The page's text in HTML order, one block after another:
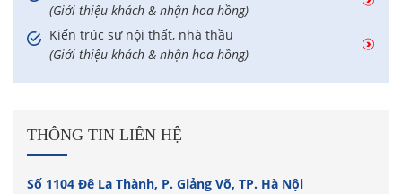
(Giới thiệu khách & nhận hoa hồng)
Kiến trúc sư nội thất, nhà thầu
(Giới thiệu khách & nhận hoa hồng)
THÔNG TIN LIÊN HỆ
Số 1104 Đê La Thành, P. Giảng Võ, TP. Hà Nội